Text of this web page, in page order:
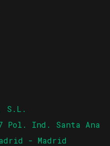
S.L.
Pol. Ind. Santa Ana
- Madrid